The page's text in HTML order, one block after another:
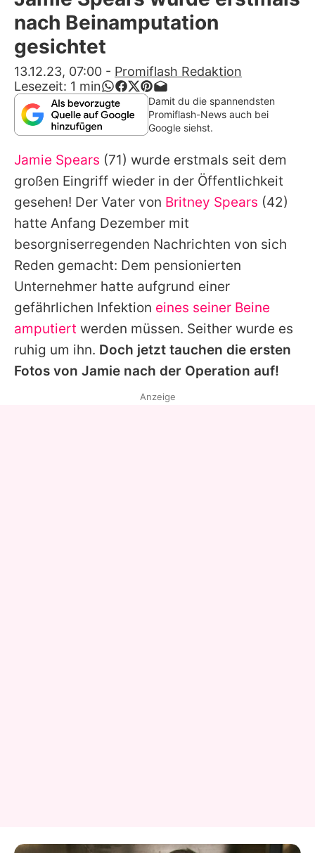
Alle Themen auf Promiflash
App runterladen
Team
Redaktionelle Richtlinien
Impressum
Datenschutzerklärung
Nutzungsbedingungen
Utiq verwalten
nach Beinamputation
gesichtet
13.12.23, 07:00 - Promiflash Redaktion
Lesezeit: 1 min
Damit du die spannendsten
Promiflash-News auch bei
Google siehst.
Jamie Spears (71) wurde erstmals seit dem
großen Eingriff wieder in der Öffentlichkeit
gesehen! Der Vater von Britney Spears (42)
hatte Anfang Dezember mit
besorgniserregenden Nachrichten von sich
Reden gemacht: Dem pensionierten
Unternehmer hatte aufgrund einer
gefährlichen Infektion eines seiner Beine
amputiert werden müssen. Seither wurde es
ruhig um ihn. Doch jetzt tauchen die ersten
Fotos von Jamie nach der Operation auf!
Anzeige